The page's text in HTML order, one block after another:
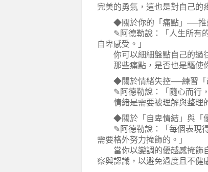
完美的勇氣，這也是對自己的
◆關於你的「痛點」──推
✎阿德勒說：「人生所有的
自卑感受。」
你可以細細盤點自己的過往
那些痛點，是否也是驅使
◆關於情緒失控──練習「
✎阿德勒說：「隨心而行，
情緒是需要被理解與整理的
◆關於「自卑情結」與「優
✎阿德勒說：「每個表現得
需要格外努力掩飾的。」
當你以變調的優越感掩飾自
察與認識，以避免過度且不健